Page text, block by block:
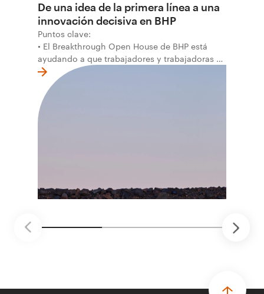
De una idea de la primera línea a una
innovación decisiva en BHP
Puntos clave:
• El Breakthrough Open House de BHP está
ayudando a que trabajadores y trabajadoras de
la primera línea conviertan ideas prácticas en
soluciones probadas que pueden hacer el
trabajo más seguro, inteligente y productivo.
• El primer programa interno de innovación
recibió cerca de 1.000 postulaciones de
mantenimiento robótico, limpieza submarina y